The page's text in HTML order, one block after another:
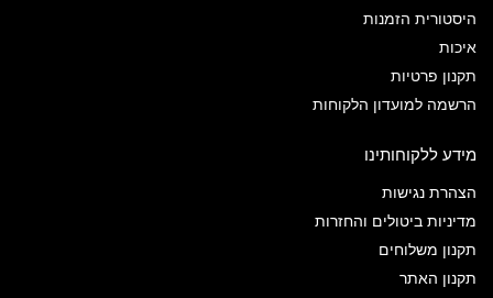
היסטורית הזמנות
איכות
תקנון פרטיות
הרשמה למועדון הלקוחות
מידע ללקוחותינו
הצהרת נגישות
מדיניות ביטולים והחזרות
תקנון משלוחים
תקנון האתר